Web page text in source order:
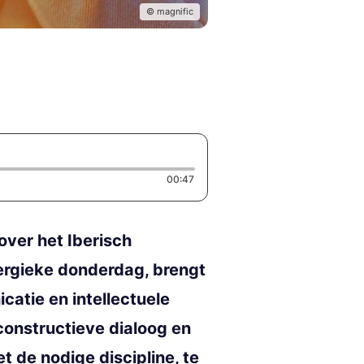
© magnific
00:47Duration: 47 seconds
het Iberisch
donderdag, brengt
en intellectuele
dialoog en
de nodige discipline, te